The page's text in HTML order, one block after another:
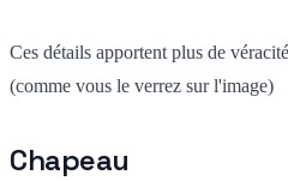
Ces détails apportent plus de
(comme vous le verrez sur l'image)
Chapeau